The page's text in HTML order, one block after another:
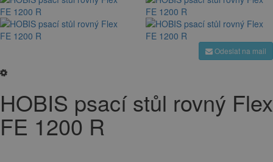
Odeslat na mail
HOBIS psací stůl rovný Flex
FE 1200 R